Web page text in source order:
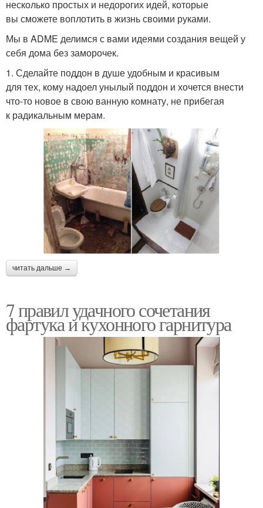
несколько простых и недорогих идей, которые
вы сможете воплотить в жизнь своими руками.
Мы в ADME делимся с вами идеями создания вещей у
себя дома без заморочек.
1. Сделайте поддон в душе удобным и красивым
для тех, кому надоел унылый поддон и хочется внести
что-то новое в свою ванную комнату, не прибегая
к радикальным мерам.
читать дальше →
7 правил удачного сочетания
фартука и кухонного гарнитура